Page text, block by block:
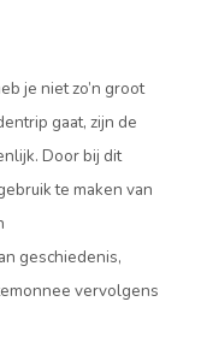
je niet zo’n groot
gaat, zijn de
Door bij dit
te maken van
geschiedenis,
vervolgens